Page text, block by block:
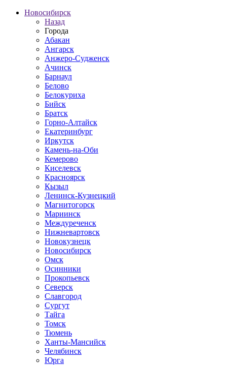
Новосибирск
Назад
Города
Абакан
Ангарск
Анжеро-Судженск
Ачинск
Барнаул
Белово
Белокуриха
Бийск
Братск
Горно-Алтайск
Екатеринбург
Иркутск
Камень-на-Оби
Кемерово
Киселевск
Красноярск
Кызыл
Ленинск-Кузнецкий
Магнитогорск
Мариинск
Междуреченск
Нижневартовск
Новокузнецк
Новосибирск
Омск
Осинники
Прокопьевск
Северск
Славгород
Сургут
Тайга
Томск
Тюмень
Ханты-Мансийск
Челябинск
Юрга